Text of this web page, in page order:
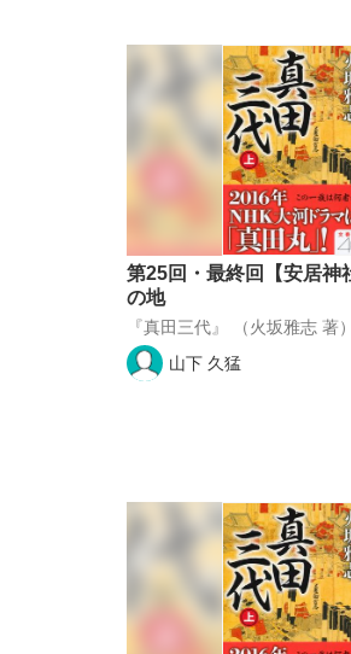
「目標達成でき
the Style
第25回・最終回【安居神
の地
『真田三代』 （火坂雅志 著）
山下 久猛